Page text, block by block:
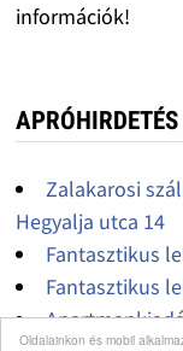
Oldalainkon és mobil
információk!
APRÓHIRDETÉS
Zalakarosi
Hegyalja utca 14
Fantasztikus
Fantasztikus